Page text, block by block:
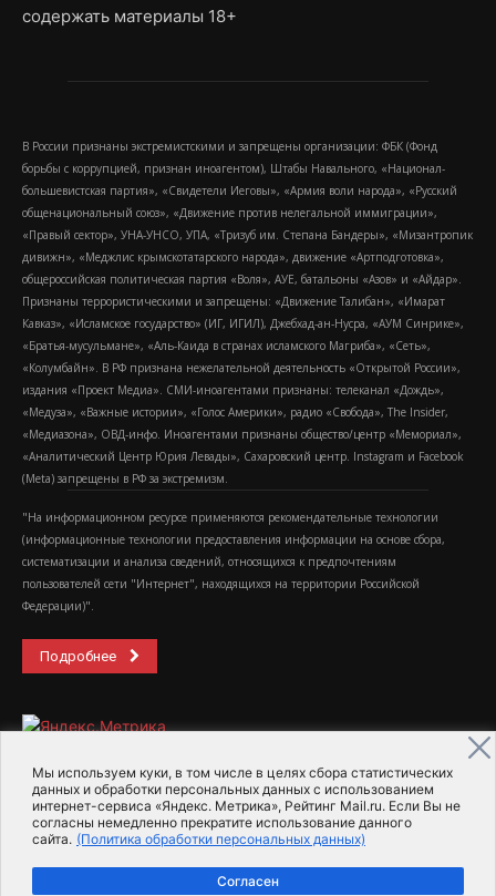
Мы используем куки, в том числе в целях сбора статистических
данных и обработки персональных данных с использованием
интернет-сервиса «Яндекс. Метрика», Рейтинг Mail.ru. Если Вы не
согласны немедленно прекратите использование данного
сайта. (Политика обработки персональных данных)
Согласен
содержать материалы 18+
В России признаны экстремистскими и запрещены организации: ФБК (Фонд
борьбы с коррупцией, признан иноагентом), Штабы Навального, «Национал-
большевистская партия», «Свидетели Иеговы», «Армия воли народа», «Русский
общенациональный союз», «Движение против нелегальной иммиграции»,
«Правый сектор», УНА-УНСО, УПА, «Тризуб им. Степана Бандеры», «Мизантропик
дивижн», «Меджлис крымскотатарского народа», движение «Артподготовка»,
общероссийская политическая партия «Воля», АУЕ, батальоны «Азов» и «Айдар».
Признаны террористическими и запрещены: «Движение Талибан», «Имарат
Кавказ», «Исламское государство» (ИГ, ИГИЛ), Джебхад-ан-Нусра, «АУМ Синрике»,
«Братья-мусульмане», «Аль-Каида в странах исламского Магриба», «Сеть»,
«Колумбайн». В РФ признана нежелательной деятельность «Открытой России»,
издания «Проект Медиа». СМИ-иноагентами признаны: телеканал «Дождь»,
«Медуза», «Важные истории», «Голос Америки», радио «Свобода», The Insider,
«Медиазона», ОВД-инфо. Иноагентами признаны общество/центр «Мемориал»,
«Аналитический Центр Юрия Левады», Сахаровский центр. Instagram и Facebook
(Metа) запрещены в РФ за экстремизм.
"На информационном ресурсе применяются рекомендательные технологии
(информационные технологии предоставления информации на основе сбора,
систематизации и анализа сведений, относящихся к предпочтениям
пользователей сети "Интернет", находящихся на территории Российской
Федерации)".
Подробнее
2015-2026- Информационное агентство МедиаПоток
Для справки Об издании
Пользовательское соглашение
Политика обработки персональных данных